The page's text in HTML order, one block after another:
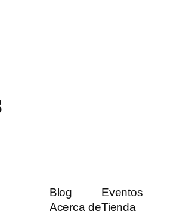
Blog
Acerca de
Eventos
Tienda